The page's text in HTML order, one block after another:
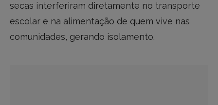
secas interferiram diretamente no transporte
escolar e na alimentação de quem vive nas
comunidades, gerando isolamento.